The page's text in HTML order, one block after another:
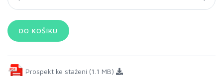
Prospekt ke stažení (1.1 MB)